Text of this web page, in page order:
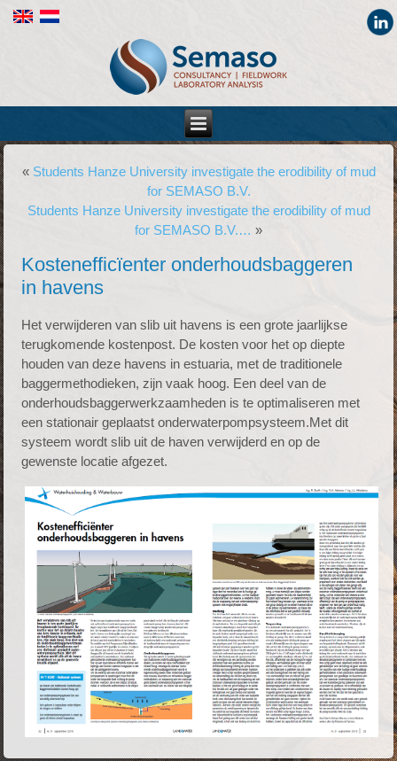
« Students Hanze University investigate the erodibility of mud
for SEMASO B.V.
Students Hanze University investigate the erodibility of mud
for SEMASO B.V.… »
Kostenefficïenter onderhoudsbaggeren
in havens
Het verwijderen van slib uit havens is een grote jaarlijkse
terugkomende kostenpost. De kosten voor het op diepte
houden van deze havens in estuaria, met de traditionele
baggermethodieken, zijn vaak hoog. Een deel van de
onderhoudsbaggerwerkzaamheden is te optimaliseren met
een stationair geplaatst onderwaterpompsysteem.Met dit
systeem wordt slib uit de haven verwijderd en op de
gewenste locatie afgezet.